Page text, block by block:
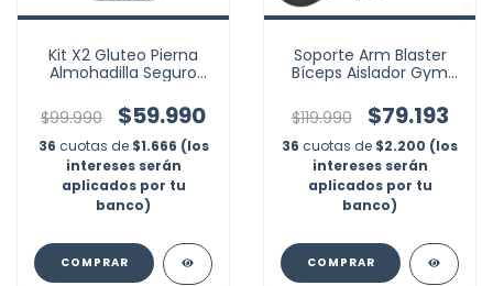
Kit X2 Gluteo Pierna
Almohadilla Seguro
$99.990
$59.990
36 cuotas de $1.666 (los
intereses serán
aplicados por tu
banco)
COMPRAR
Soporte Arm Blaster
Bíceps Aislador Gym
$119.990
$79.193
36 cuotas de $2.200 (los
intereses serán
aplicados por tu
banco)